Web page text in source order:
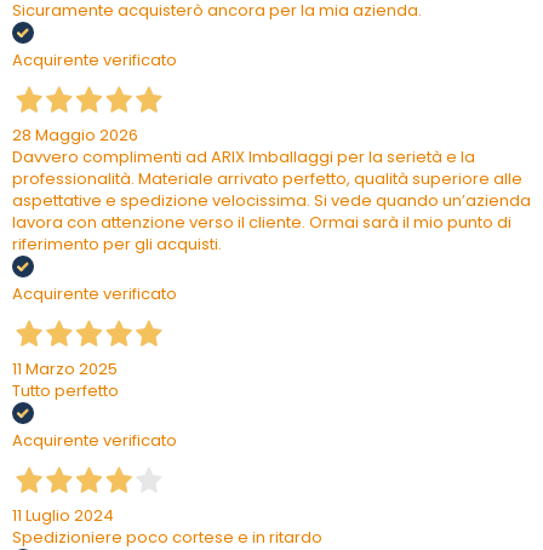
Sicuramente acquisterò ancora per la mia azienda.
Acquirente verificato
28 Maggio 2026
Davvero complimenti ad ARIX Imballaggi per la serietà e la
professionalità. Materiale arrivato perfetto, qualità superiore alle
aspettative e spedizione velocissima. Si vede quando un’azienda
lavora con attenzione verso il cliente. Ormai sarà il mio punto di
riferimento per gli acquisti.
Acquirente verificato
11 Marzo 2025
Tutto perfetto
Acquirente verificato
11 Luglio 2024
Spedizioniere poco cortese e in ritardo